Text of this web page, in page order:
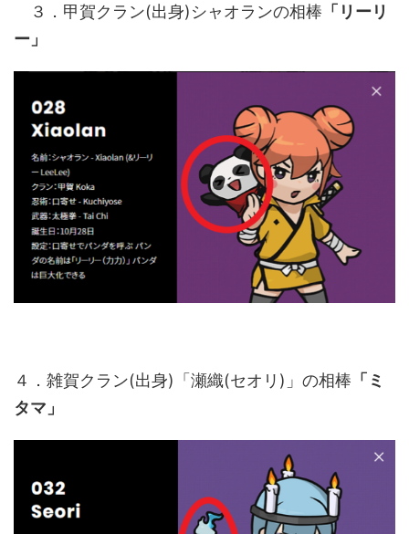
３．甲賀クラン(出身)シャオランの相棒 「リーリ
ー」
４．雑賀クラン(出身)「瀬織(セオリ)」の相棒 「ミ
タマ」